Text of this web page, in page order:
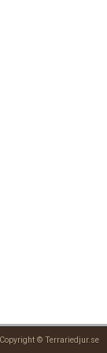
Copyright © Terrariedjur.se